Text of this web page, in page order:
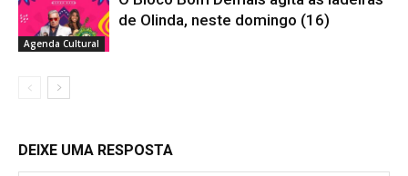
Agenda Cultural
de Olinda, neste domingo (16)
DEIXE UMA RESPOSTA